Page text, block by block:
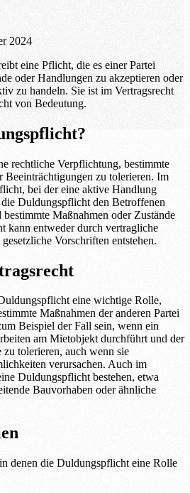
2024
eine Pflicht, die es einer Partei
oder Handlungen zu akzeptieren oder
zu handeln. Sie ist im Vertragsrecht
von Bedeutung.
rechtliche Verpflichtung, bestimmte
Beeinträchtigungen zu tolerieren. Im
bei der eine aktive Handlung
Duldungspflicht den Betroffenen
Maßnahmen oder Zustände
kann entweder durch vertragliche
Vorschriften entstehen.
eine wichtige Rolle,
Maßnahmen der anderen Partei
Beispiel der Fall sein, wenn ein
am Mietobjekt durchführt und der
tolerieren, auch wenn sie
verursachen. Auch im
Duldungspflicht bestehen, etwa
Bauvorhaben oder ähnliche
denen die Duldungspflicht eine Rolle